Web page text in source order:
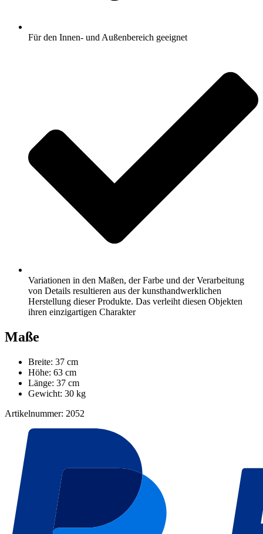
Für den Innen- und Außenbereich geeignet
Variationen in den Maßen, der Farbe und der Verarbeitung
von Details resultieren aus der kunsthandwerklichen
Herstellung dieser Produkte. Das verleiht diesen Objekten
ihren einzigartigen Charakter
Maße
Breite: 37 cm
Höhe: 63 cm
Länge: 37 cm
Gewicht: 30 kg
Artikelnummer: 2052